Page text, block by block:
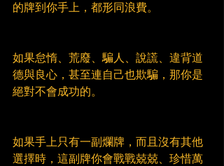
的牌到你手上，都形同浪費。
如果怠惰、荒廢、騙人、說謊、違背道
德與良心，甚至連自己也欺騙，那你是
絕對不會成功的。
如果手上只有一副爛牌，而且沒有其他
選擇時，這副牌你會戰戰兢兢、珍惜萬